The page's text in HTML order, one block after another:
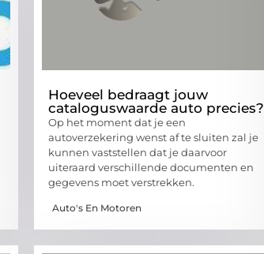
Hoeveel bedraagt jouw
cataloguswaarde auto precies?
Op het moment dat je een
autoverzekering wenst af te sluiten zal je
kunnen vaststellen dat je daarvoor
uiteraard verschillende documenten en
gegevens moet verstrekken.
Auto's En Motoren